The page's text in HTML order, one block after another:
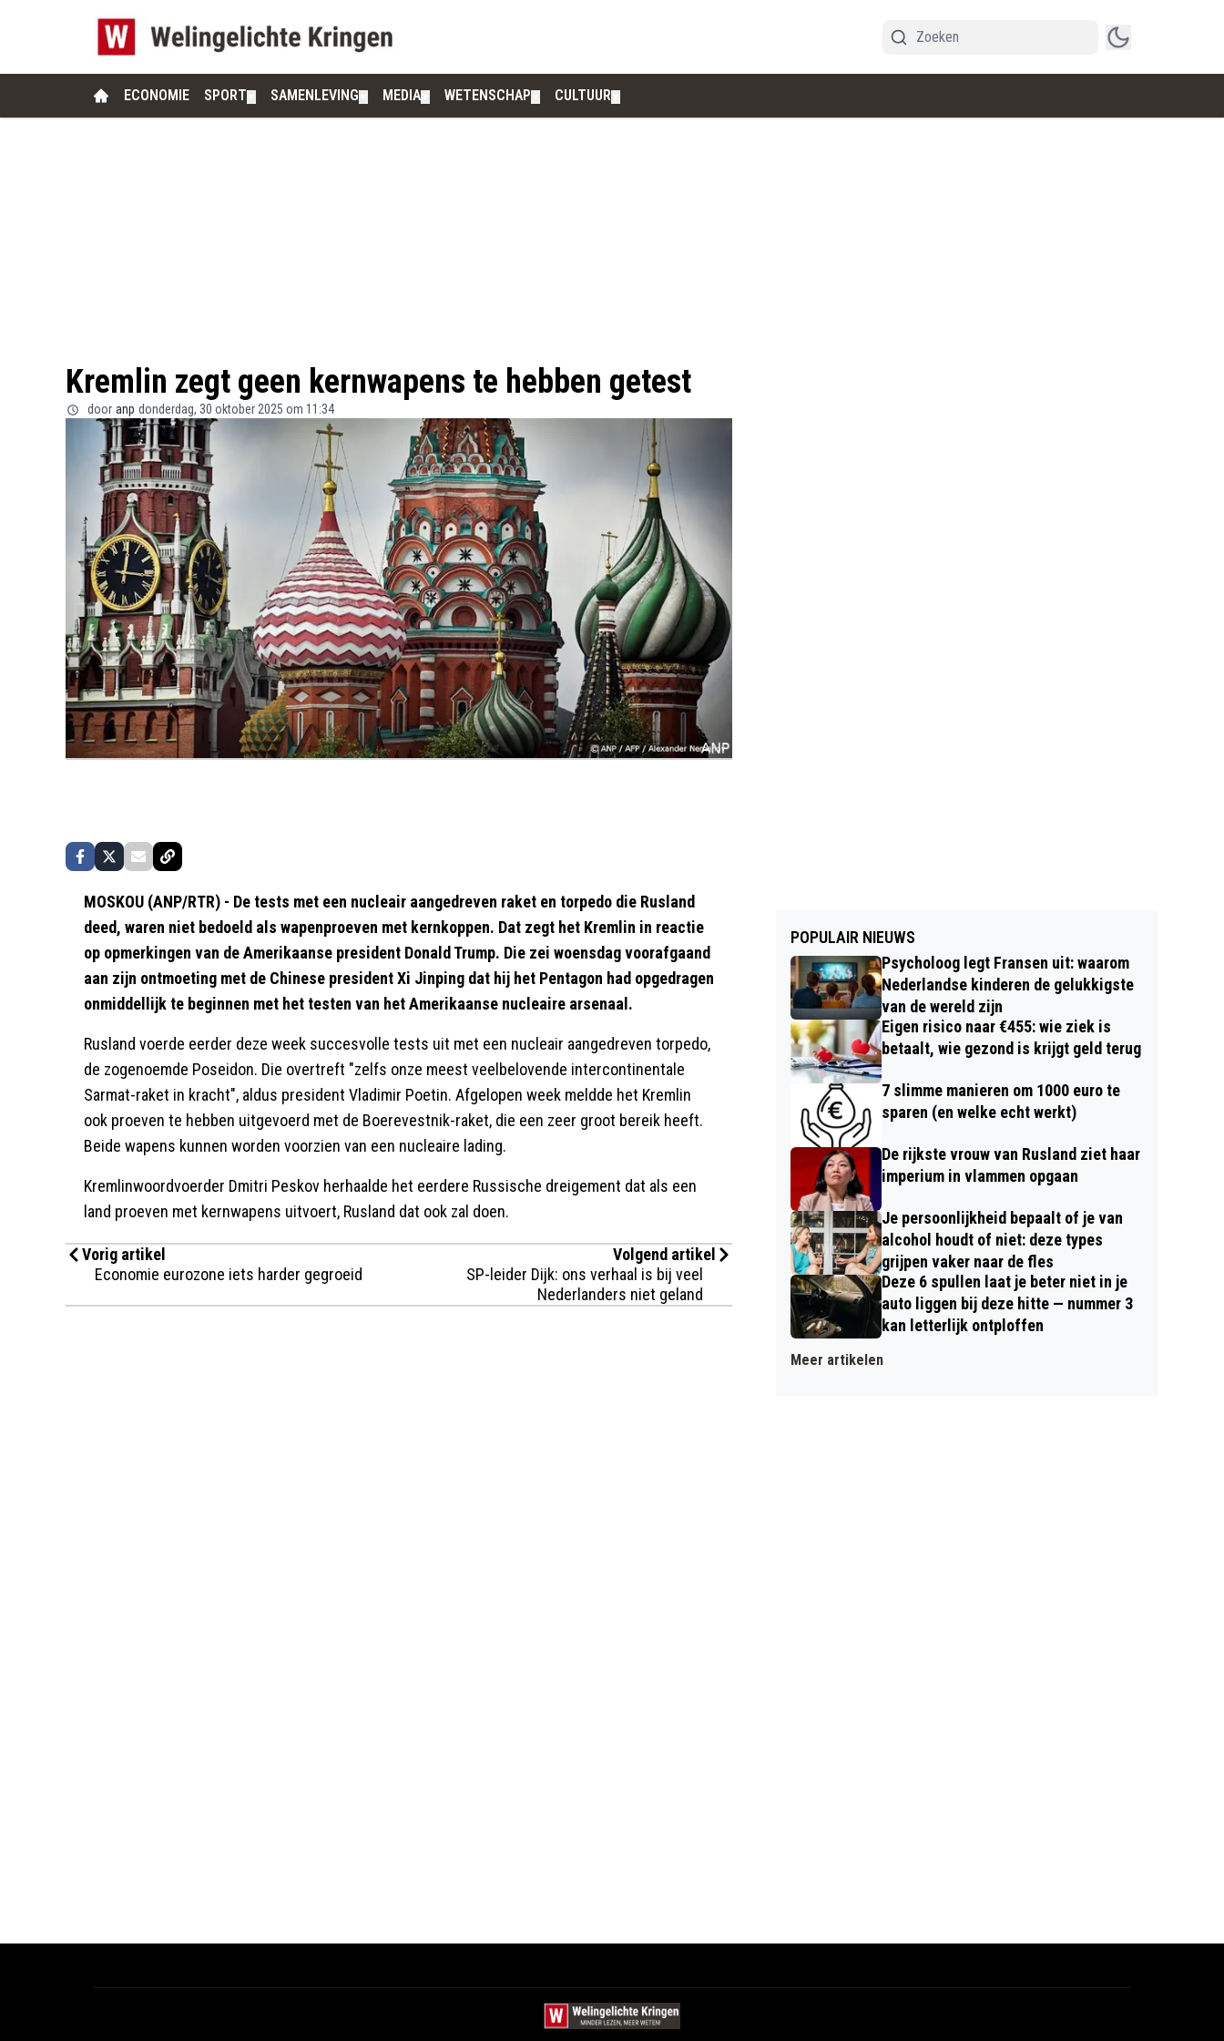
ECONOMIE SPORT SAMENLEVING MEDIA WETENSCHAP CULTUUR
Kremlin zegt geen kernwapens te hebben getest
door anp donderdag, 30 oktober 2025 om 11:34
MOSKOU (ANP/RTR) - De tests met een nucleair aangedreven raket en torpedo die Rusland
deed, waren niet bedoeld als wapenproeven met kernkoppen. Dat zegt het Kremlin in reactie
op opmerkingen van de Amerikaanse president Donald Trump. Die zei woensdag voorafgaand
aan zijn ontmoeting met de Chinese president Xi Jinping dat hij het Pentagon had opgedragen
onmiddellijk te beginnen met het testen van het Amerikaanse nucleaire arsenaal.
Rusland voerde eerder deze week succesvolle tests uit met een nucleair aangedreven torpedo,
de zogenoemde Poseidon. Die overtreft "zelfs onze meest veelbelovende intercontinentale
Sarmat-raket in kracht", aldus president Vladimir Poetin. Afgelopen week meldde het Kremlin
ook proeven te hebben uitgevoerd met de Boerevestnik-raket, die een zeer groot bereik heeft.
Beide wapens kunnen worden voorzien van een nucleaire lading.
Kremlinwoordvoerder Dmitri Peskov herhaalde het eerdere Russische dreigement dat als een
land proeven met kernwapens uitvoert, Rusland dat ook zal doen.
Vorig artikel
Economie eurozone iets harder gegroeid
Volgend artikel
SP-leider Dijk: ons verhaal is bij veel
Nederlanders niet geland
POPULAIR NIEUWS
Psycholoog legt Fransen uit: waarom
Nederlandse kinderen de gelukkigste
van de wereld zijn
Eigen risico naar €455: wie ziek is
betaalt, wie gezond is krijgt geld terug
7 slimme manieren om 1000 euro te
sparen (en welke echt werkt)
De rijkste vrouw van Rusland ziet haar
imperium in vlammen opgaan
Je persoonlijkheid bepaalt of je van
alcohol houdt of niet: deze types
grijpen vaker naar de fles
Deze 6 spullen laat je beter niet in je
auto liggen bij deze hitte — nummer 3
kan letterlijk ontploffen
Meer artikelen